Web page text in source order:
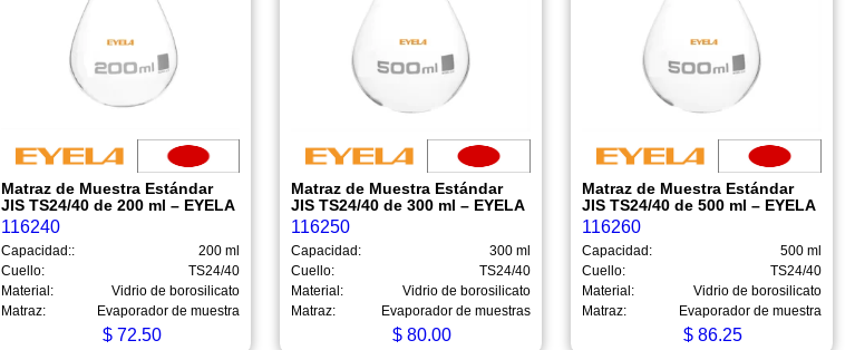
Matraz de Muestra Estándar
JIS TS24/40 de 200 ml – EYELA
116240
Capacidad::
200 ml
Cuello:
TS24/40
Material:
Vidrio de borosilicato
Matraz:
Evaporador de muestra
$72.50
Matraz de Muestra Estándar
JIS TS24/40 de 300 ml – EYELA
116250
Capacidad:
300 ml
Cuello:
TS24/40
Material:
Vidrio de borosilicato
Matraz:
Evaporador de muestras
$ 80.00
Matraz de Muestra Estándar
JIS TS24/40 de 500 ml – EYELA
116260
Capacidad:
500 ml
Cuello:
TS24/40
Material:
Vidrio de borosilicato
Matraz:
Evaporador de muestra
$ 86.25